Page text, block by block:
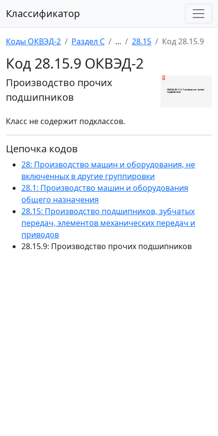
Классификатор
Коды ОКВЭД-2 Раздел C ... 28.15 Код 28.15.9
Код 28.15.9 ОКВЭД-2
Производство прочих
подшипников
Класс не содержит подклассов.
Цепочка кодов
28: Производство машин и оборудования, не
включенных в другие группировки
28.1: Производство машин и оборудования
общего назначения
28.15: Производство подшипников, зубчатых
передач, элементов механических передач и
приводов
28.15.9: Производство прочих подшипников